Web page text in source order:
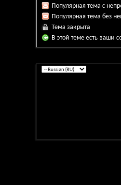
Популярная тема с
Популярная тема без
Тема закрыта
В этой теме есть ваши